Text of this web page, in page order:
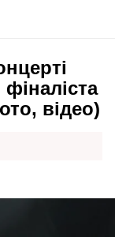
відео)